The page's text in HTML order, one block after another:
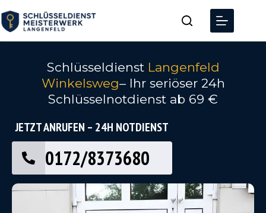
Schlüsseldienst Langenfeld
Winkelsweg– Ihr seriöser 24h
Schlüsselnotdienst ab 69 €
JETZT ANRUFEN – 24H NOTDIENST
0172/8373680